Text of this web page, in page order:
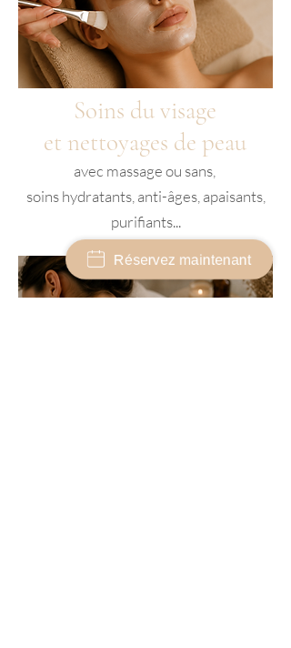
Soins du visage
et nettoyages de peau
avec massage ou sans,
soins hydratants, anti-âges, apaisants,
purifiants...
Réservez maintenant